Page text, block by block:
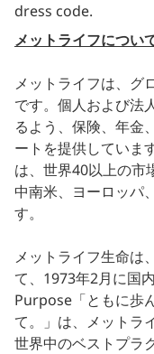
dress code.
メットライフについ
メットライフは、グ
です。個人および法
るよう、保険、年金
ートを提供していま
は、世界40以上の市
中南米、ヨーロッパ
す。
メットライフ生命は
て、1973年2月に国
Purpose「ともに歩
て。」は、メットラ
世界中のベストプラ